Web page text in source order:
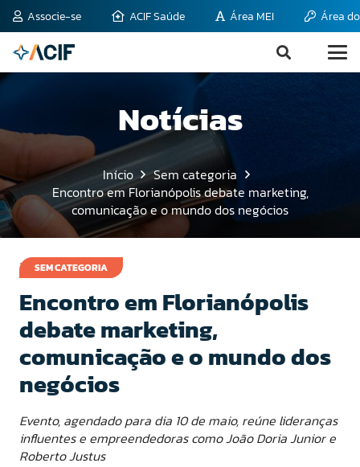
Associe-se ACIF Saúde Área MEI Área
Notícias
Início
Sem categoria
Encontro em Florianópolis debate marketing,
comunicação e o mundo dos negócios
SEM CATEGORIA
26 de abril de 2011
Encontro em Florianópolis
debate marketing,
comunicação e o mundo dos
negócios
Evento, agendado para dia 10 de maio, reúne lideranças
influentes e empreendedoras como João Doria Junior e
Roberto Justus